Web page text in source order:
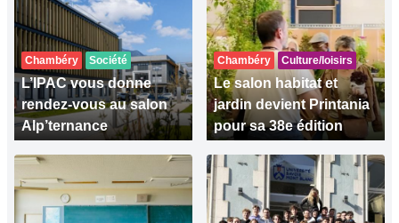
Chambéry Société
L’IPAC vous donne
rendez-vous au salon
Alp’ternance
Chambéry Culture/loisirs
Le salon habitat et
jardin devient Printania
pour sa 38e édition